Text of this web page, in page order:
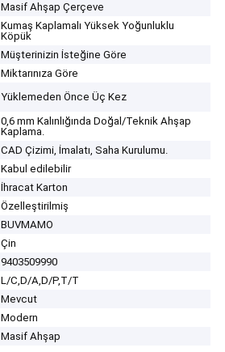
Masif Ahşap Çerçeve
Kumaş Kaplamalı Yüksek Yoğunluklu
Köpük
Müşterinizin İsteğine Göre
Miktarınıza Göre
Yüklemeden Önce Üç Kez
0,6 mm Kalınlığında Doğal/Teknik Ahşap
Kaplama.
CAD Çizimi, İmalatı, Saha Kurulumu.
Kabul edilebilir
İhracat Karton
Özelleştirilmiş
BUVMAMO
Çin
9403509990
L/C,D/A,D/P,T/T
Mevcut
Modern
Masif Ahşap